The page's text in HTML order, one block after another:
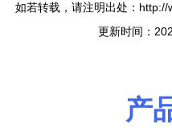
如若转载，请注明出处：
更新时间：
产